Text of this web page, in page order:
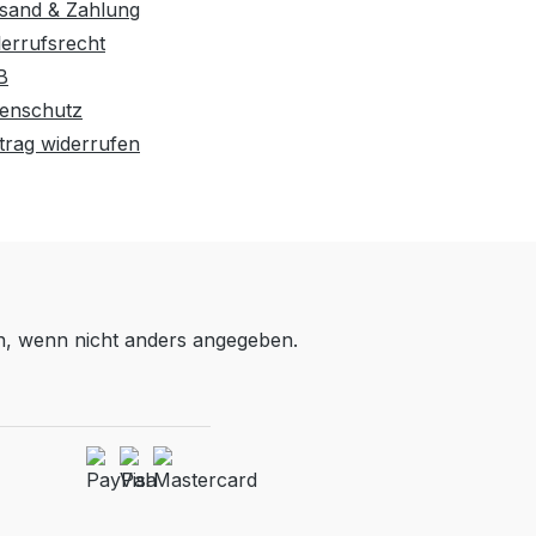
& Zahlung
widerrufen
wenn nicht anders angegeben.